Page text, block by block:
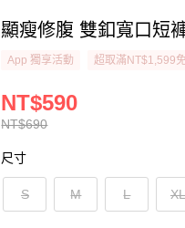
顯瘦修腹 雙釦寬口短
App 獨享活動 超取滿NT$1,599
NT$690
NT$590
尺寸
S M L XL